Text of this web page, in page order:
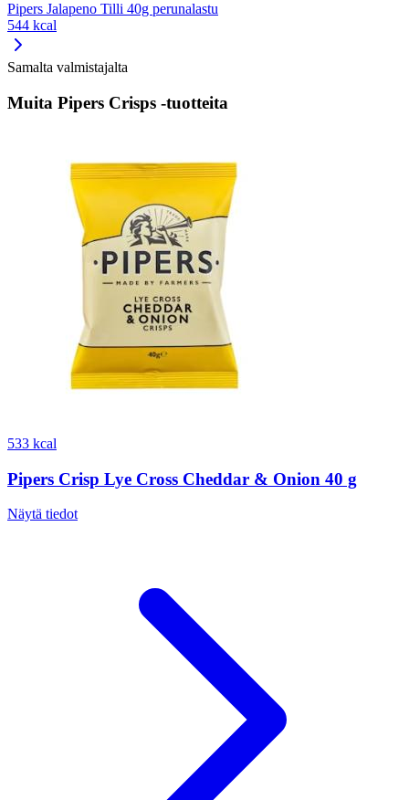
Pipers Jalapeno Tilli 40g perunalastu
544 kcal
Samalta valmistajalta
Muita Pipers Crisps -tuotteita
533 kcal
Pipers Crisp Lye Cross Cheddar & Onion 40 g
Näytä tiedot